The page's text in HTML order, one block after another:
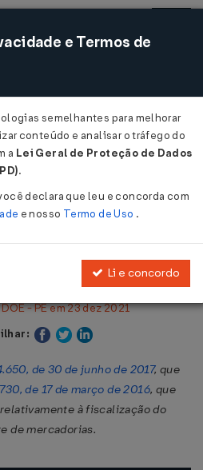
Acessar
DE 22/12/2021
- PE em 23 dez 2021
de 30 de junho de 2017, que
de 17 de março de 2016, que
à fiscalização do
de mercadorias.
e Termos de
semelhantes para melhorar
conteúdo e analisar o tráfego do
a Lei Geral de Proteção de Dados
.
declara que leu e concorda com
e nosso Termo de Uso .
Li e concordo